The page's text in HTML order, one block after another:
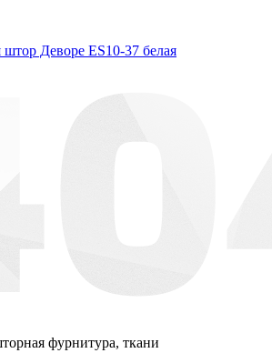
штор Деворе ES10-37 белая
фурнитура, ткани